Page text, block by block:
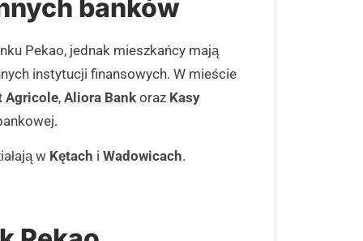
banków
Pekao, jednak mieszkańcy mają
instytucji finansowych. W mieście
Agricole, Aliora Bank oraz Kasy
w Kętach i Wadowicach.